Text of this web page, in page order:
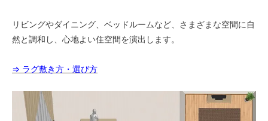
リビングやダイニング、ベッドルームなど、さまざまな空間に自
然と調和し、心地よい住空間を演出します。
⇒ ラグ敷き方・選び方